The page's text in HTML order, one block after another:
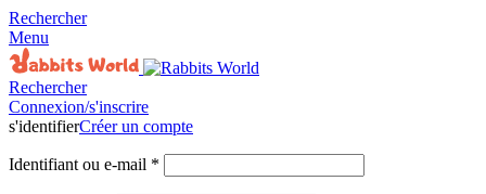
Rechercher
Menu
Rechercher
Connexion/s'inscrire
s'identifierCréer un compte
Identifiant ou e-mail *